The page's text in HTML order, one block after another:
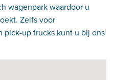
wagenpark waardoor u
Zelfs voor
pick-up trucks kunt u bij ons